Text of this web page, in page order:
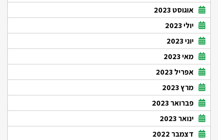
אוגוסט 2023
יולי 2023
יוני 2023
מאי 2023
אפריל 2023
מרץ 2023
פברואר 2023
ינואר 2023
דצמבר 2022